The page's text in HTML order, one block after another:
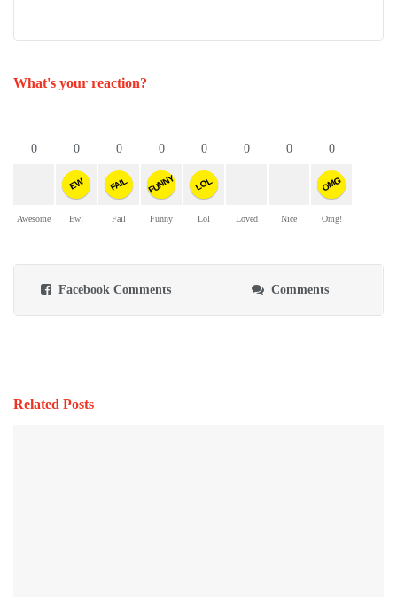
What's your reaction?
0
Awesome
0
EW
Ew!
0
FAIL
Fail
0
FUNNY
Funny
0
LOL
Lol
0
Loved
0
Nice
0
OMG
Omg!
Facebook Comments Comments
Related Posts